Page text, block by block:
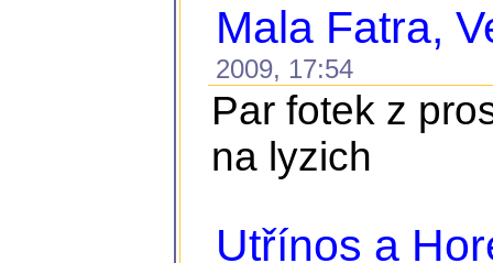
Mala Fatra,
2009, 17:54
Par fotek z
na lyzich
Utřínos a